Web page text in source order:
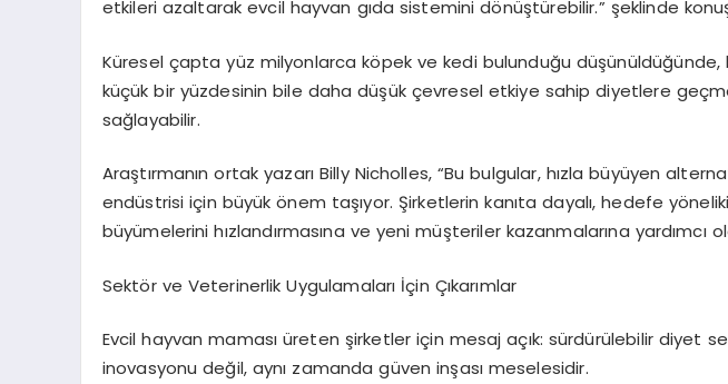
etkileri azaltarak evcil hayvan gıda sistemini dönüştürebilir.” şeklinde
Küresel çapta yüz milyonlarca köpek ve kedi bulunduğu düşünüldüğünde,
küçük bir yüzdesinin bile daha düşük çevresel etkiye sahip diyetlere
sağlayabilir.
Araştırmanın ortak yazarı Billy Nicholles, “Bu bulgular, hızla büyüyen
endüstrisi için büyükönem taşıyor. Şirketlerin kanıta dayalı, hedefe yönelik
büyümelerini hızlandırmasına ve yeni müşteriler kazanmalarına yardımcı
Sektör ve Veterinerlik Uygulamaları İçin Çıkarımlar
Evcil hayvan maması üreten şirketler için mesaj açık: sürdürülebilirdiyet
inovasyonu değil, aynı zamandagüven inşası meselesidir.